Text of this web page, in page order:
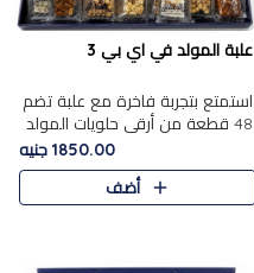
علبة المولد في اي بي 3
استمتع بتجربة فاخرة مع علبة تضم
48 قطعة من أرقى حلويات المولد
الشرقية، في تشكيلة تجمع بين
الأصناف التقليدية الفاخرة والاختيارات
1850.00 جنيه
أضف